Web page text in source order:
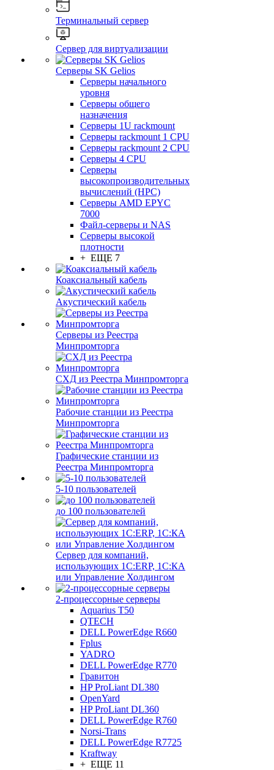
Терминальный сервер
Сервер для виртуализации
Серверы SK Gelios
Серверы начального
уровня
Серверы общего
назначения
Серверы 1U rackmount
Серверы rackmount 1 CPU
Серверы rackmount 2 CPU
Серверы 4 CPU
Серверы
высокопроизводительных
вычислений (HPC)
Серверы AMD EPYC
7000
Файл-серверы и NAS
Серверы высокой
плотности
+ ЕЩЕ 7
Коаксиальный кабель
Акустический кабель
Серверы из Реестра
Минпромторга
СХД из Реестра Минпромторга
Рабочие станции из Реестра
Минпромторга
Графические станции из
Реестра Минпромторга
5-10 пользователей
до 100 пользователей
Сервер для компаний,
использующих 1C:ERP, 1С:КА
или Управление Холдингом
2-процессорные серверы
Aquarius T50
QTECH
DELL PowerEdge R660
Fplus
YADRO
DELL PowerEdge R770
Гравитон
HP ProLiant DL380
OpenYard
HP ProLiant DL360
DELL PowerEdge R760
Norsi-Trans
DELL PowerEdge R7725
Kraftway
+ ЕЩЕ 11